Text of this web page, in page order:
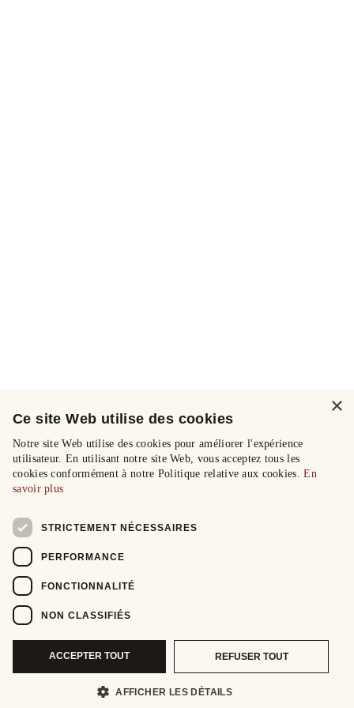
×
Ce site Web utilise des cookies
Notre site Web utilise des cookies pour améliorer l'expérience
utilisateur. En utilisant notre site Web, vous acceptez tous les
cookies conformément à notre Politique relative aux cookies.En
savoir plus
STRICTEMENT NÉCESSAIRES
PERFORMANCE
FONCTIONNALITÉ
NON CLASSIFIÉS
ACCEPTER TOUT REFUSER TOUT
AFFICHER LES DÉTAILS